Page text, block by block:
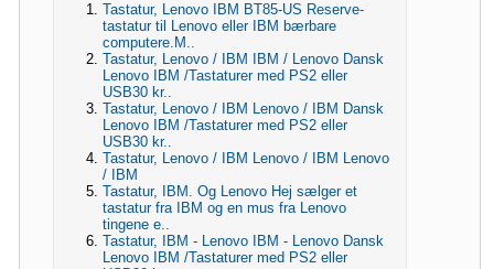
Tastatur, Lenovo IBM BT85-US Reserve-
tastatur til Lenovo eller IBM bærbare
computere.M..
Tastatur, Lenovo / IBM IBM / Lenovo Dansk
Lenovo IBM /Tastaturer med PS2 eller
USB30 kr..
Tastatur, Lenovo / IBM Lenovo / IBM Dansk
Lenovo IBM /Tastaturer med PS2 eller
USB30 kr..
Tastatur, Lenovo / IBM Lenovo / IBM Lenovo
/ IBM
Tastatur, IBM. Og Lenovo Hej sælger et
tastatur fra IBM og en mus fra Lenovo
tingene e..
Tastatur, IBM - Lenovo IBM - Lenovo Dansk
Lenovo IBM /Tastaturer med PS2 eller